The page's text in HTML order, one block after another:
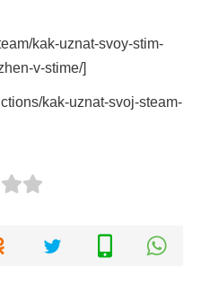
kak-uznat-svoy-stim-
v-stime/]
kak-uznat-svoj-steam-